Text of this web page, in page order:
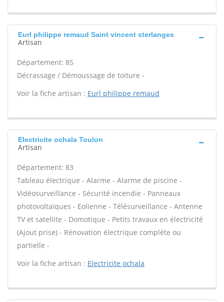
Eurl philippe remaud Saint vincent sterlanges
Artisan
Département: 85
Décrassage / Démoussage de toiture -
Voir la fiche artisan : Eurl philippe remaud
Electricite ochala Toulon
Artisan
Département: 83
Tableau électrique - Alarme - Alarme de piscine -
Vidéosurveillance - Sécurité incendie - Panneaux
photovoltaïques - Eolienne - Télésurveillance - Antenne
TV et satellite - Domotique - Petits travaux en électricité
(Ajout prise) - Rénovation électrique complète ou
partielle -
Voir la fiche artisan : Electricite ochala